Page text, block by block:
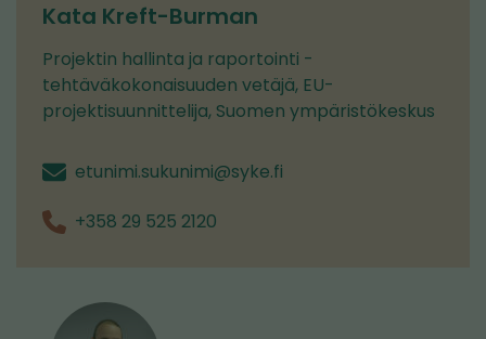
Kata Kreft-Burman
Projektin hallinta ja raportointi -
tehtäväkokonaisuuden vetäjä, EU-
projektisuunnittelija, Suomen ympäristökeskus
etunimi.sukunimi@syke.fi
+358 29 525 2120